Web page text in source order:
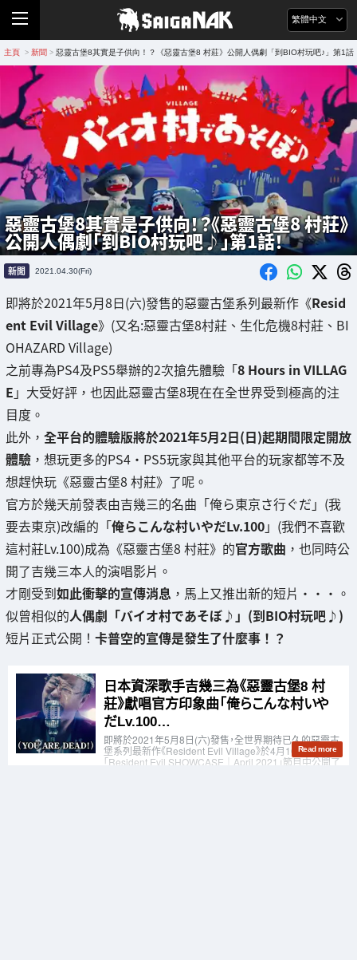
繁體中文
主頁 > 新聞 > 惡靈古堡8其實是子供向！？《惡靈古堡8 村莊》公開人偶劇「到BIO村玩吧♪」第1話
惡靈古堡8其實是子供向！？《惡靈古堡8 村莊》
公開人偶劇「到BIO村玩吧♪」第1話！
新聞 2021.04.30(Fri)
即將於2021年5月8日(六)發售的惡靈古堡系列最新作《Resid
ent Evil Village》(又名:惡靈古堡8村莊、生化危機8村莊、BI
OHAZARD Village)
之前專為PS4及PS5舉辦的2次搶先體驗「8 Hours in VILLAG
E 」大受好評，也因此惡靈古堡8現在在全世界受到極高的注
目度。
此外， 全平台的體驗版將於2021年5月2日(日)起期間限定開放
體驗 ，想玩更多的PS4・PS5玩家與其他平台的玩家都等不及
想趕快玩《惡靈古堡8 村莊》了呢。
官方於幾天前發表由吉幾三的名曲「俺ら東京さ行ぐだ」(我
要去東京)改編的「俺らこんな村いやだLv.100」(我們不喜歡
這村莊Lv.100)成為《惡靈古堡8 村莊》的官方歌曲 ，也同時公
開了吉幾三本人的演唱影片。
才剛受到如此衝擊的宣傳消息 ，馬上又推出新的短片・・・。
似曾相似的人偶劇「バイオ村であそぼ♪」(到BIO村玩吧♪)
短片正式公開！ 卡普空的宣傳是發生了什麼事！？